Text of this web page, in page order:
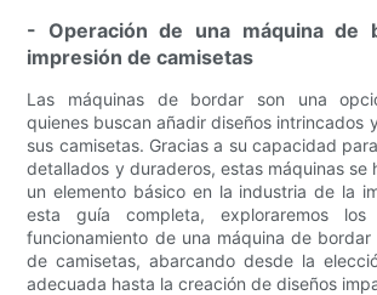
- Operación de una máquina de
impresión de camisetas
Las máquinas de bordar son una
quienes buscan añadir diseños intrincados
sus camisetas. Gracias a su capacidad
detallados y duraderos, estas máquinas se
un elemento básico en la industria de la
esta guía completa, exploraremos los
funcionamiento de una máquina de bordar
de camisetas, abarcando desde la
adecuada hasta la creación de diseños